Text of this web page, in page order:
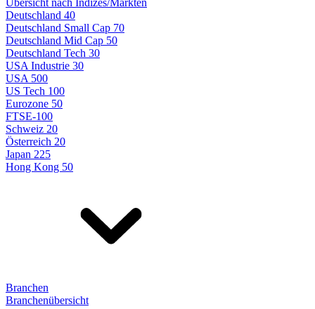
Übersicht nach Indizes/Märkten
Deutschland 40
Deutschland Small Cap 70
Deutschland Mid Cap 50
Deutschland Tech 30
USA Industrie 30
USA 500
US Tech 100
Eurozone 50
FTSE-100
Schweiz 20
Österreich 20
Japan 225
Hong Kong 50
Branchen
Branchenübersicht